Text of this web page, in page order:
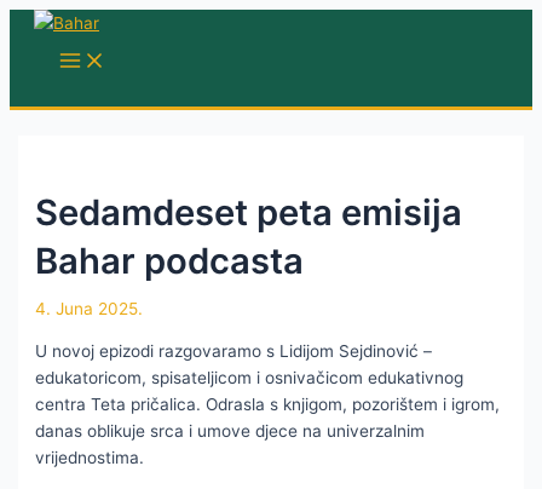
Skip
MAIN
MENU
Sedamdeset peta emisija
Bahar podcasta
4. Juna 2025.
U novoj epizodi razgovaramo s Lidijom Sejdinović –
edukatoricom, spisateljicom i osnivačicom edukativnog
centra Teta pričalica. Odrasla s knjigom, pozorištem i igrom,
danas oblikuje srca i umove djece na univerzalnim
vrijednostima.